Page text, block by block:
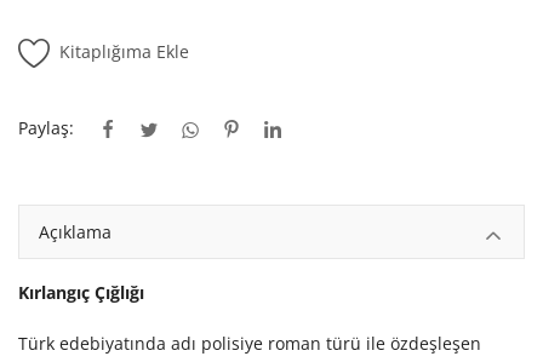
Kitaplığım
Blog
İletişim
Kitaplığıma Ekle
Paylaş:
Açıklama
Kırlangıç Çığlığı
Türk edebiyatında adı polisiye roman türü ile özdeşleşen